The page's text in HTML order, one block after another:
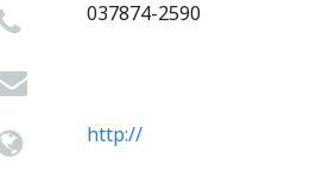
037874-2590
http://